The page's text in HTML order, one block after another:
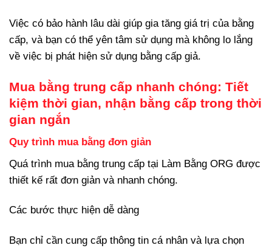
Việc có bảo hành lâu dài giúp gia tăng giá trị của bằng
cấp, và bạn có thể yên tâm sử dụng mà không lo lắng
về việc bị phát hiện sử dụng bằng cấp giả.
Mua bằng trung cấp nhanh chóng: Tiết
kiệm thời gian, nhận bằng cấp trong thời
gian ngắn
Quy trình mua bằng đơn giản
Quá trình mua bằng trung cấp tại Làm Bằng ORG được
thiết kế rất đơn giản và nhanh chóng.
Các bước thực hiện dễ dàng
Bạn chỉ cần cung cấp thông tin cá nhân và lựa chọn